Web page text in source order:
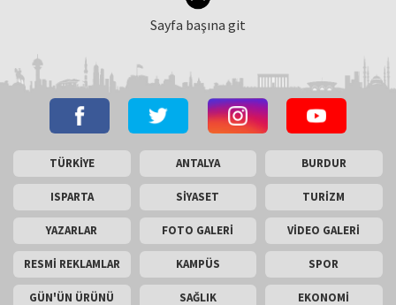
Sayfa başına git
TÜRKİYE ANTALYA BURDUR
ISPARTA SİYASET TURİZM
YAZARLAR FOTO GALERİ VİDEO GALERİ
RESMİ REKLAMLAR KAMPÜS SPOR
GÜN'ÜN ÜRÜNÜ SAĞLIK EKONOMİ